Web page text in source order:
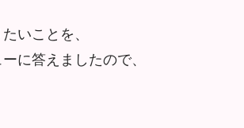
いことを、
に答えましたので、